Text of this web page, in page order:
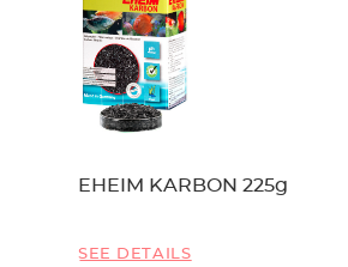
EHEIM KARBON 225g
SEE DETAILS